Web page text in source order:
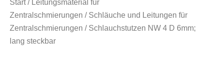
Start/ Leitungsmaterial für
Zentralschmierungen / Schläuche und Leitungen für
Zentralschmierungen / Schlauchstutzen NW 4 D 6mm;
lang steckbar